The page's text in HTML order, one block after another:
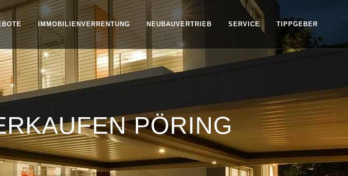
IMMOBILIENVERRENTUNG NEUBAUVERTRIEB SERVICE TIPPGEBER
PÖRING